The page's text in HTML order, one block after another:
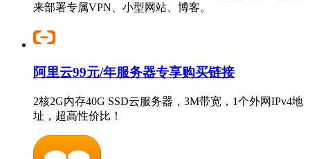
来部署专属VPN、小型网站、博客。
阿里云99元/年服务器专享购买链接
2核2G内存40G SSD云服务器，3M带宽，1个外网IPv4地
址，超高性价比！